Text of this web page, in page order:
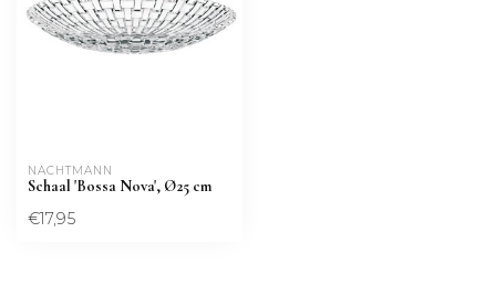
NACHTMANN
Schaal 'Bossa Nova', Ø25 cm
€17,95